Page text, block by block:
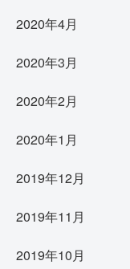
2020年4月
2020年3月
2020年2月
2020年1月
2019年12月
2019年11月
2019年10月